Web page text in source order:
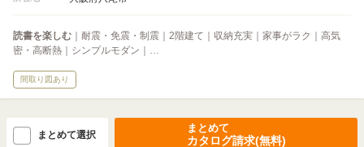
読書を楽しむ ｜耐震・免震・制震｜2階建て｜収納充実｜家事がラク｜高気
密・高断熱｜シンプルモダン｜…
間取り図あり
まとめて選択
まとめて
カタログ請求(無料)